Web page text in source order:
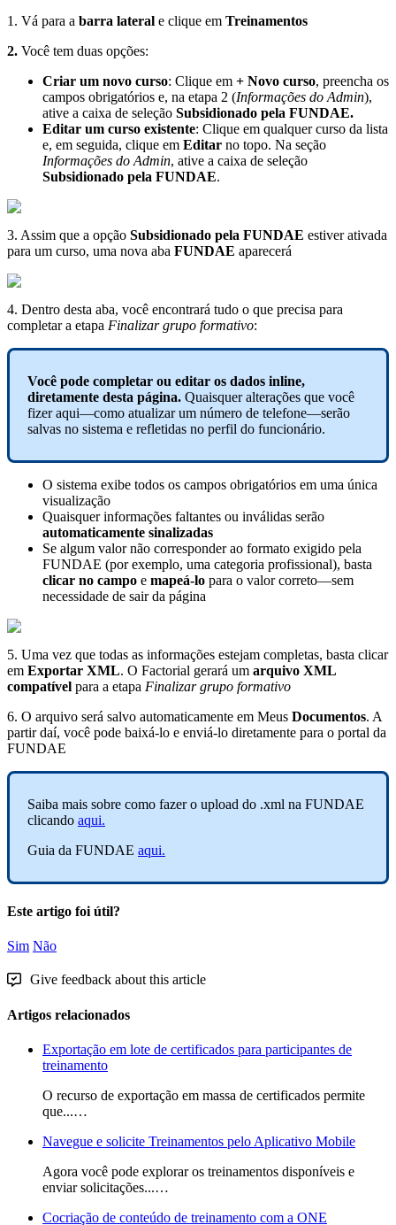
1 . Vá para a barra lateral e clique em Treinamentos
2. Você tem duas opções:
Criar um novo curso: Clique em + Novo curso, preencha os
campos obrigatórios e, na etapa 2 (Informações do Admin),
ative a caixa de seleção Subsidionado pela FUNDAE.
Editar um curso existente: Clique em qualquer curso da lista
e, em seguida, clique em Editar no topo. Na seção
Informações do Admin, ative a caixa de seleção
Subsidionado pela FUNDAE.
3. Assim que a opção Subsidionado pela FUNDAE estiver ativada
para um curso, uma nova aba FUNDAE aparecerá
4. Dentro desta aba, você encontrará tudo o que precisa para
completar a etapa Finalizar grupo formativo:
Você pode completar ou editar os dados inline,
diretamente desta página. Quaisquer alterações que você
fizer aqui—como atualizar um número de telefone—serão
salvas no sistema e refletidas no perfil do funcionário.
O sistema exibe todos os campos obrigatórios em uma única
visualização
Quaisquer informações faltantes ou inválidas serão
automaticamente sinalizadas
Se algum valor não corresponder ao formato exigido pela
FUNDAE (por exemplo, uma categoria profissional), basta
clicar no campo e mapeá-lo para o valor correto—sem
necessidade de sair da página
5. Uma vez que todas as informações estejam completas, basta clicar
em Exportar XML. O Factorial gerará um arquivo XML
compatível para a etapa Finalizar grupo formativo
6. O arquivo será salvo automaticamente em Meus Documentos. A
partir daí, você pode baixá-lo e enviá-lo diretamente para o portal da
FUNDAE
Saiba mais sobre como fazer o upload do .xml na FUNDAE
clicando aqui.
Guia da FUNDAE aqui.
Este artigo foi útil?
Sim Não
Give feedback about this article
Artigos relacionados
Exportação em lote de certificados para participantes de
treinamento
O recurso de exportação em massa de certificados permite
que...…
Navegue e solicite Treinamentos pelo Aplicativo Mobile
Agora você pode explorar os treinamentos disponíveis e
enviar solicitações...…
Cocriação de conteúdo de treinamento com a ONE